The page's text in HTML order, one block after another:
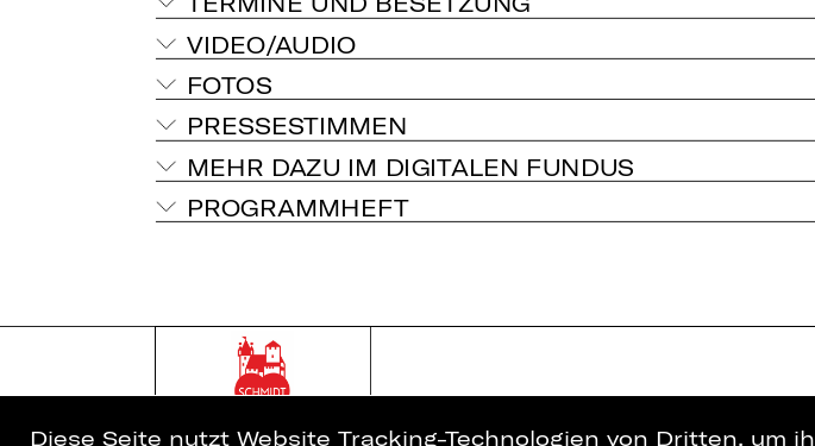
VIDEO/AUDIO
FOTOS
PRESSESTIMMEN
MEHR DAZU IM DIGITALEN FUNDUS
PROGRAMMHEFT
Diese Seite nutzt Website Tracking-Technologien von Dritten, um